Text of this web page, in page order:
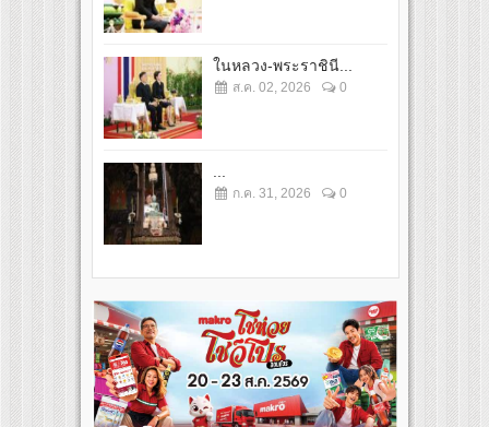
ในหลวง-พระราชินี...
ส.ค. 02, 2026 0
ก.ค. 31, 2026 0